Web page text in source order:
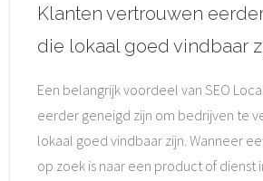
Klanten vertrouwen
die lokaal goed vindbaar
Een belangrijk voordeel van SEO
eerder geneigd zijn om bedrijven te
lokaal goed vindbaar zijn. Wanneer
op zoek is naar een product of dienst